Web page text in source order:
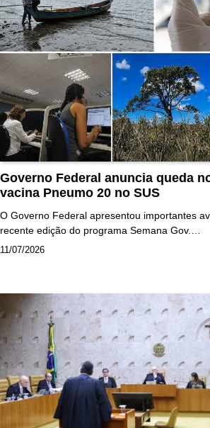
Governo Federal anuncia queda
vacina Pneumo 20 no SUS
O Governo Federal apresentou importantes
recente edição do programa Semana Gov.…
11/07/2026